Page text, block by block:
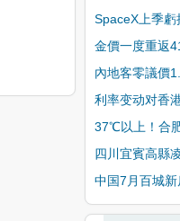
SpaceX上季
金價一度重返
內地客零議價
利率变动对香
37℃以上！合
四川宜賓高縣
中国7月百城